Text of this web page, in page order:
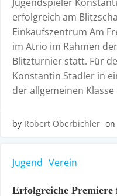
erfolgreich am
Einkaufszentrum Am
im Atrio im Rahmen
Blitzturnier statt. Für
Konstantin Stadler in
der allgemeinen
by Robert Oberbichler on
Jugend Verein
Erfolgreiche